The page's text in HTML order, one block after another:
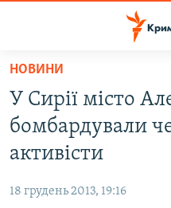
Перейти
основного
матеріалу
до
основної
навігації
ВОДА.КРИМ
ВІДЕО ТА ФОТО
БЛОГИ
НОВИНИ
У Сирії місто
бомбардували
активісти
18 грудень 2013, 19:16